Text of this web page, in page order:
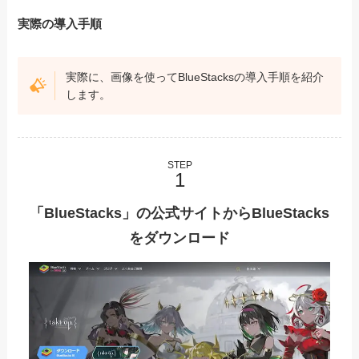
実際の導入手順
実際に、画像を使ってBlueStacksの導入手順を紹介
します。
STEP
「BlueStacks」の公式サイトからBlueStacks
をダウンロード